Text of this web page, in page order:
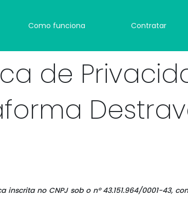
Como funciona Contratar
de
inscrita no CNPJ sob o nº 43.151.964/0001-43,